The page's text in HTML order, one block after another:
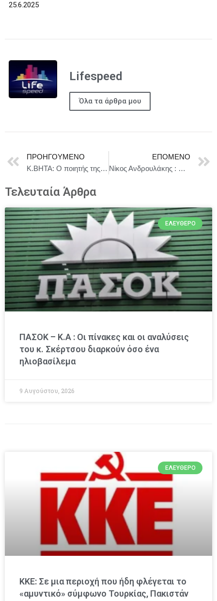
25.6.2025
Lifespeed
Όλα τα άρθρα μου
ΠΡΟΗΓΟΎΜΕΝΟ
K.BHTA: Ο ποιητής της ηλεκτρονικής μουσικής έρχεται στην Τεχνόπολη την Τετάρτη 10 Σεπτεμβρίου
ΕΠΌΜΕΝΟ
Νίκος Ανδρουλάκης : Μητροπολιτικό πάρκο, ανοιχτό στους πολίτες, με ήπιες εκθεσιακές δραστηριότητες και όχι λογική real estate
Τελευταία Άρθρα
ΕΛΕΎΘΕΡΟ
ΠΑΣΟΚ – Κ.Α : Οι πίνακες και οι αναλύσεις
του κ. Σκέρτσου διαρκούν όσο ένα
ηλιοβασίλεμα
9 Αυγούστου, 2026
ΕΛΕΎΘΕΡΟ
ΚΚΕ: Σε μια περιοχή που ήδη φλέγεται το
«αμυντικό» σύμφωνο Τουρκίας, Πακιστάν